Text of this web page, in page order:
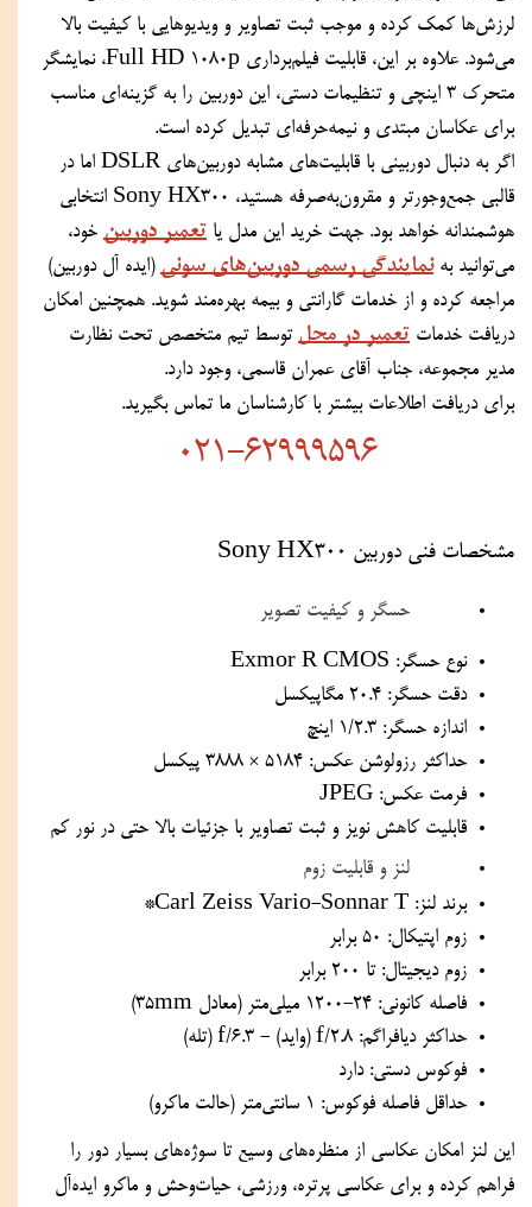
برای عکاسان مبتدی و نیمه‌حرفه‌ای تبدیل کرده است.
هوشمندانه خواهد بود. جهت خرید این مدل یا تعمیر دوربین
می‌توانید به
نمایندگی رسمی دوربین‌های سونی
دریافت خدمات تعمیر در محل
مدیر مجموعه، جناب آقای عمران قاسمی، وجود دارد.
برای دریافت اطلاعات بیشتر با کارشناسان ما تماس بگیرید.
021-62999596
مشخصات فنی دوربین Sony HX300
حسگر و کیفیت تصویر
نوع حسگر: Exmor R CMOS
دقت حسگر: 20.4 مگاپیکسل
اندازه حسگر: 1/2.3 اینچ
حداکثر رزولوشن عکس: 5184 × 3888 پیکسل
فرمت عکس: JPEG
قابلیت کاهش نویز و ثبت تصاویر با جزئیات بالا حتی در نور کم
لنز و قابلیت زوم
برند لنز: Carl Zeiss Vario-Sonnar T*
زوم اپتیکال: 50 برابر
زوم دیجیتال: تا 200 برابر
فاصله کانونی: 24-1200 میلی‌متر (معادل 35mm)
حداکثر دیافراگم: f/2.8 (واید) - f/6.3 (تله)
فوکوس دستی: دارد
حداقل فاصله فوکوس: 1 سانتی‌متر (حالت ماکرو)